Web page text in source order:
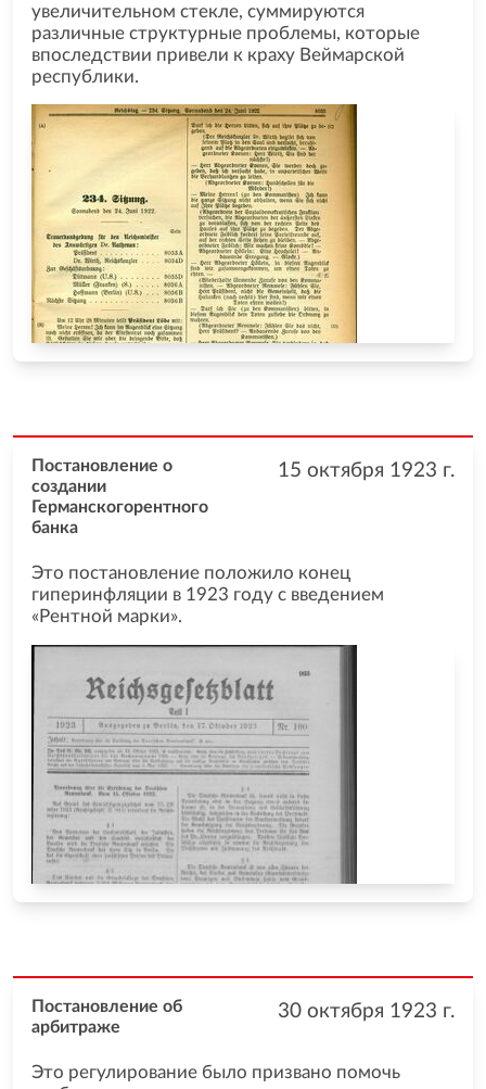
увеличительном стекле, суммируются
различные структурные проблемы, которые
впоследствии привели к краху Веймарской
республики.
15 октября 1923 г.
Постановление о
создании
Германскогорентного
банка
Это постановление положило конец
гиперинфляции в 1923 году с введением
«Рентной марки».
30 октября 1923 г.
Постановление об
арбитраже
Это регулирование было призвано помочь